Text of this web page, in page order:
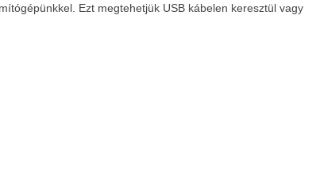
Ezt megtehetjük USB kábelen keresztül vagy